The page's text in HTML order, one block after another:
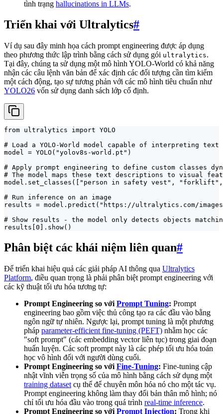
tình trạng hallucinations in LLMs.
Triển khai với Ultralytics#
Ví dụ sau đây minh họa cách prompt engineering được áp dụng
theo phương thức lập trình bằng cách sử dụng gói ultralytics.
Tại đây, chúng ta sử dụng một mô hình YOLO-World có khả năng
nhận các câu lệnh văn bản để xác định các đối tượng cần tìm kiếm
một cách động, tạo sự tương phản với các mô hình tiêu chuẩn như
YOLO26 vốn sử dụng danh sách lớp cố định.
from ultralytics import YOLO
# Load a YOLO-World model capable of interpreting text
model = YOLO("yolov8s-world.pt")
# Apply prompt engineering to define custom classes
# The model maps these text descriptions to visual
model.set_classes(["person in safety vest",
# Run inference on an image
results = model.predict("https://ultralytics.com/
# Show results - the model only detects objects
results[0].show()
Phân biệt các khái niệm liên quan#
Để triển khai hiệu quả các giải pháp AI thông qua Ultralytics
Platform, điều quan trọng là phải phân biệt prompt engineering với
các kỹ thuật tối ưu hóa tương tự:
Prompt Engineering so với Prompt Tuning: Prompt
engineering bao gồm việc thủ công tạo ra các đầu vào bằng
ngôn ngữ tự nhiên. Ngược lại, prompt tuning là một phương
pháp parameter-efficient fine-tuning (PEFT) nhằm học các
"soft prompt" (các embedding vector liên tục) trong giai đoạn
huấn luyện. Các soft prompt này là các phép tối ưu hóa toán
học vô hình đối với người dùng cuối.
Prompt Engineering so với Fine-Tuning: Fine-tuning cập
nhật vĩnh viễn trọng số của mô hình bằng cách sử dụng một
training dataset cụ thể để chuyên môn hóa nó cho một tác vụ.
Prompt engineering không làm thay đổi bản thân mô hình; nó
chỉ tối ưu hóa đầu vào trong quá trình real-time inference.
Prompt Engineering so với Prompt Injection: Trong khi